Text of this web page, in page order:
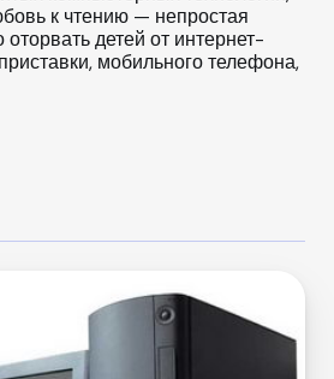
к чтению — непростая
оторвать детей от интернет-
мобильного телефона,